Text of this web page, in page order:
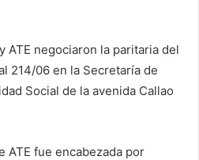
ATE negociaron la paritaria del
214/06 en la Secretaría de
Social de la avenida Callao
ATE fue encabezada por